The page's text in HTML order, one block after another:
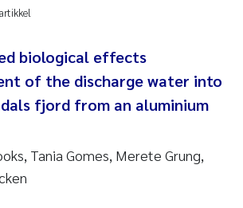
biological effects
of the discharge water into
fjord from an aluminium
Tania Gomes, Merete Grung,